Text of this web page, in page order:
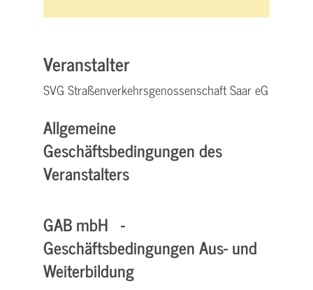
Veranstalter
SVG Straßenverkehrsgenossenschaft Saar eG
Allgemeine
Geschäftsbedingungen des
Veranstalters
GAB mbH -
Geschäftsbedingungen Aus- und
Weiterbildung